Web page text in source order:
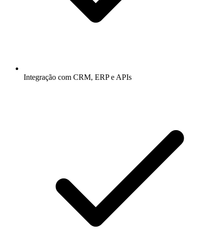
Integração com CRM, ERP e APIs